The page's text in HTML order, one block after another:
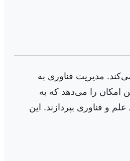
مدیریت فناوری به
امکان را می‌دهد که به
و فناوری بپردازند. این